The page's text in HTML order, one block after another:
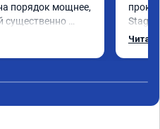
порядок мощнее,
существенно
крутящего
при
более
доволен.!
Stage
с